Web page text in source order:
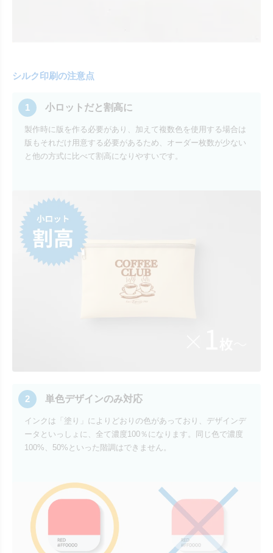
シルク印刷の注意点
1 小ロットだと割高に
製作時に版を作る必要があり、加えて複数色を使用する場合は
版もそれだけ用意する必要があるため、オーダー枚数が少ない
と他の方式に比べて割高になりやすいです。
2 単色デザインのみ対応
インクは「塗り」によりどおりの色があっており、デザインデ
ータといっしょに、全て濃度100％になります。同じ色で濃度
100%、50%といった階調はできません。